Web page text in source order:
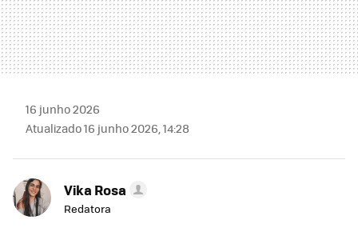
16 junho 2026
Atualizado 16 junho 2026, 14:28
Vika Rosa
Redatora